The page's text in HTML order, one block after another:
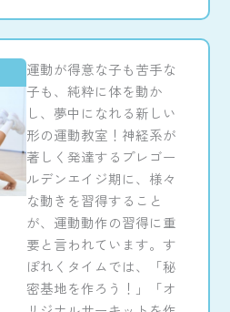
運動が得意な子も苦手な
子も、純粋に体を動か
し、夢中になれる新しい
形の運動教室！神経系が
著しく発達するプレゴー
ルデンエイジ期に、様々
な動きを習得すること
が、運動動作の習得に重
要と言われています。す
ぽれくタイムでは、「秘
密基地を作ろう！」「オ